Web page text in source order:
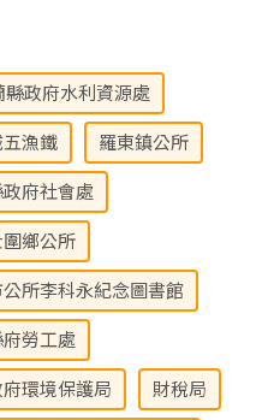
縣政府水利資源處
五漁鐵 羅東鎮公所
政府社會處
圍鄉公所
公所李科永紀念圖書館
府勞工處
環境保護局 財稅局